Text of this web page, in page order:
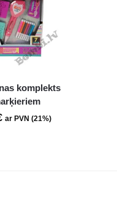
komplekts
ar PVN (21%)